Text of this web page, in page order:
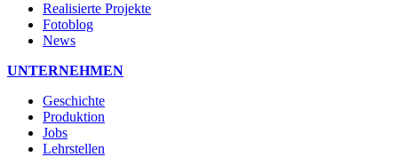
Realisierte Projekte
Fotoblog
News
UNTERNEHMEN
Geschichte
Produktion
Jobs
Lehrstellen